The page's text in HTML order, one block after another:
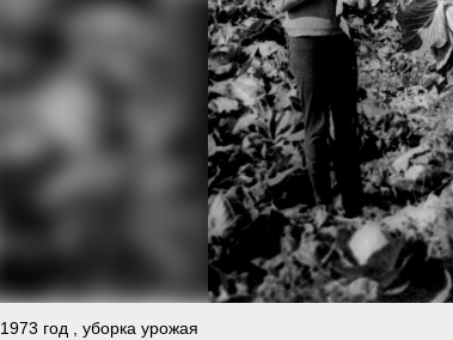
1973 год , уборка урожая